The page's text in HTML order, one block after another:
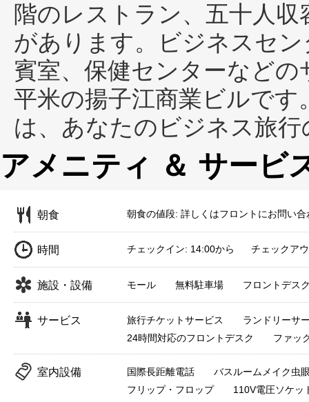
階のレストラン、五十人
があります。ビジネスセ
賓室、保健センターなど
平米の揚子江商業ビルで
は、あなたのビジネス旅
アメニティ ＆ サービ
朝食 朝食の値段: 詳しくはフロントにお問い
時間 チェックイン: 14:00から チェックアウ
施設・設備 モール 無料駐車場 フロントデス
サービス 旅行チケットサービス
ランドリーサ
24時間対応のフロントデスク
ファッ
室内設備 国際長距離電話
バスルームメイク虫
フリップ・フロップ
110V電圧ソケッ